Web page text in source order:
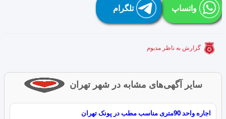
واتساپ تلگرام
گزارش به ناظر مدبوم
سایر آگهی‌های مشابه در شهر تهران
اجاره واحد 90متری مناسب مطب در پونک تهران